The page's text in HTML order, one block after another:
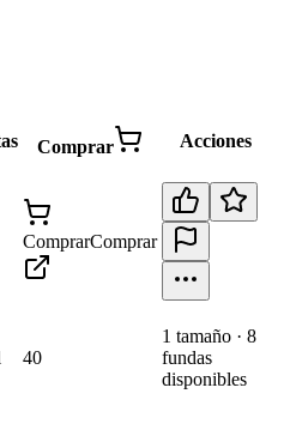
Comprar Acciones
ComprarComprar
40
1 tamaño · 8
fundas
disponibles